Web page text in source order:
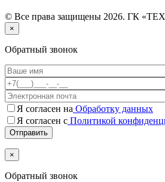
© Все права защищены 2026. ГК
×
Обратный звонок
Я согласен на Обработку данных
Я согласен с Политикой
×
Обратный звонок